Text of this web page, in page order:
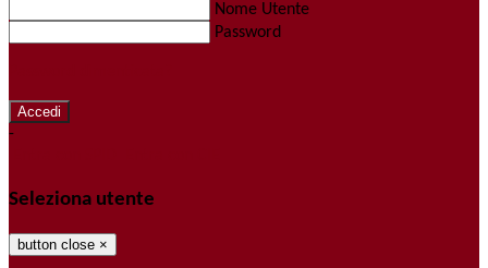
Nome Utente
Password
-
Seleziona utente
button close ×